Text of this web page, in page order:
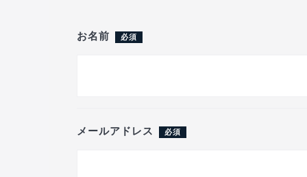
お名前 必須
メールアドレス 必須